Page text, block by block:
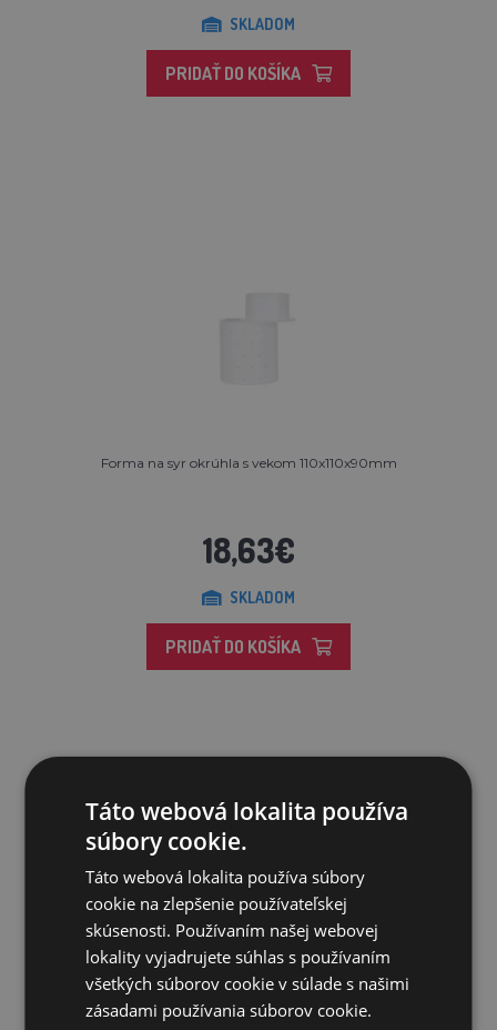
SKLADOM
PRIDAŤ DO KOŠÍKA
Forma na syr okrúhla s vekom 110x110x90mm
18,63€
SKLADOM
PRIDAŤ DO KOŠÍKA
Táto webová lokalita používa
súbory cookie.
Táto webová lokalita používa súbory
cookie na zlepšenie používateľskej
skúsenosti. Používaním našej webovej
lokality vyjadrujete súhlas s používaním
všetkých súborov cookie v súlade s našimi
zásadami používania súborov cookie.